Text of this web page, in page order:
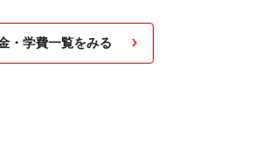
・学費一覧をみる